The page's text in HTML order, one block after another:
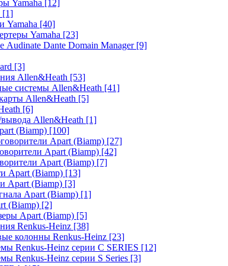
Yamaha [12]
[1]
Yamaha [40]
Yamaha [23]
Audinate Dante Domain Manager [9]
[3]
Allen&Heath [53]
системы Allen&Heath [41]
Allen&Heath [5]
[6]
Allen&Heath [1]
(Biamp) [100]
Apart (Biamp) [27]
Apart (Biamp) [42]
Apart (Biamp) [7]
Apart (Biamp) [13]
Apart (Biamp) [3]
Apart (Biamp) [1]
(Biamp) [2]
Apart (Biamp) [5]
Renkus-Heinz [38]
колонны Renkus-Heinz [23]
Renkus-Heinz серии C SERIES [12]
Renkus-Heinz серии S Series [3]